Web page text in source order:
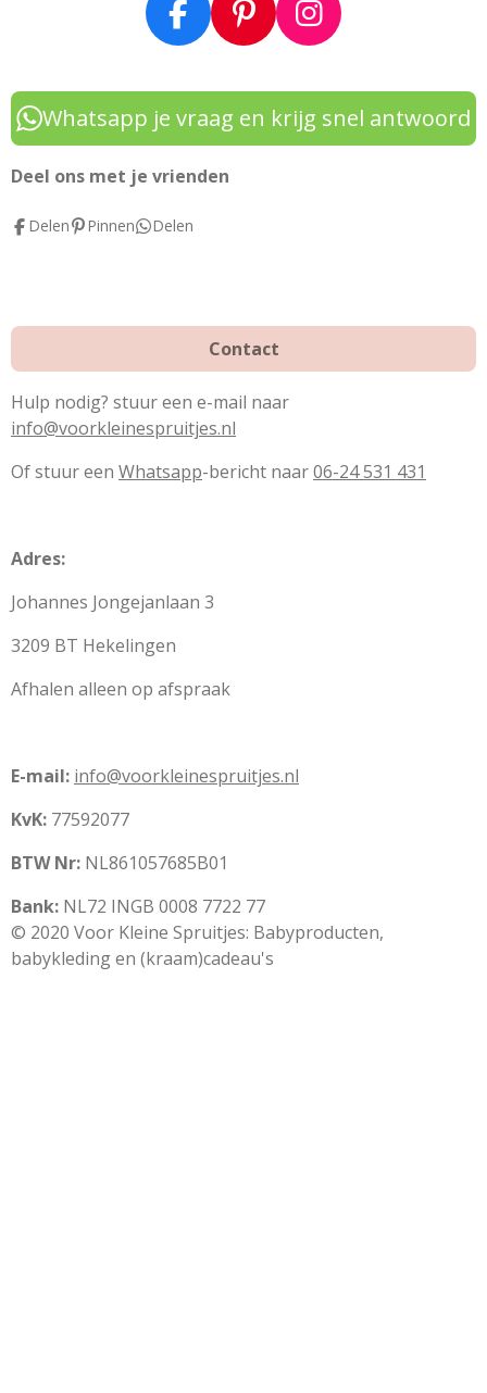
F
a
c
e
b
o
k
P
i
n
t
e
I
n
s
t
a
Whatsapp je vraag en krijg snel antwoord
Deel ons met je vrienden
Delen Pinnen Delen
Contact
Hulp nodig? stuur een e-mail naar
info@voorkleinespruitjes.nl
Of stuur een Whatsapp-bericht naar06-24 531 431
Adres:
Johannes Jongejanlaan 3
3209 BT Hekelingen
Afhalen alleen op afspraak
E-mail: info@voorkleinespruitjes.nl
KvK: 77592077
BTW Nr: NL861057685B01
Bank: NL72 INGB 0008 7722 77
© 2020 Voor Kleine Spruitjes: Babyproducten,
babykleding en (kraam)cadeau's